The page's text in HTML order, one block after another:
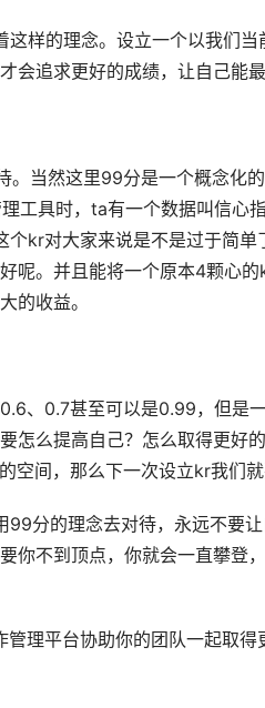
样的理念。设立一个以我们
会追求更好的成绩，让自己能
当然这里99分是一个概念化
工具时，ta有一个数据叫信心
kr对大家来说是不是过于简
呢。并且能将一个原本4颗心
的收益。
、0.7甚至可以是0.99，但是
怎么提高自己？怎么取得更好
间，那么下一次设立kr我们就
分的理念去对待，永远不要
你不到顶点，你就会一直攀登
理平台协助你的团队一起取得